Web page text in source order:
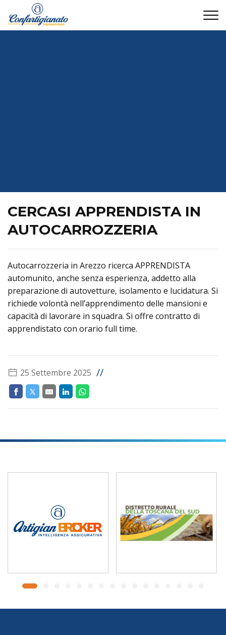
CERCASI APPRENDISTA IN
AUTOCARROZZERIA
Autocarrozzeria in Arezzo ricerca APPRENDISTA
automunito, anche senza esperienza, addetto alla
preparazione di autovetture, isolamento e lucidatura. Si
richiede volontà nell’apprendimento delle mansioni e
capacità di lavorare in squadra. Si offre contratto di
apprendistato con orario full time.
25 Settembre 2025 //